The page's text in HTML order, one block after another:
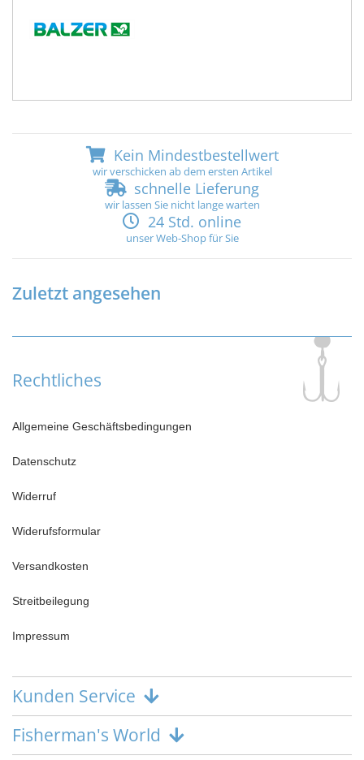
Kein Mindestbestellwert
wir verschicken ab dem ersten Artikel
schnelle Lieferung
wir lassen Sie nicht lange warten
24 Std. online
unser Web-Shop für Sie
Zuletzt angesehen
Rechtliches
Allgemeine Geschäftsbedingungen
Datenschutz
Widerruf
Widerufsformular
Versandkosten
Streitbeilegung
Impressum
Kunden Service
Fisherman's World